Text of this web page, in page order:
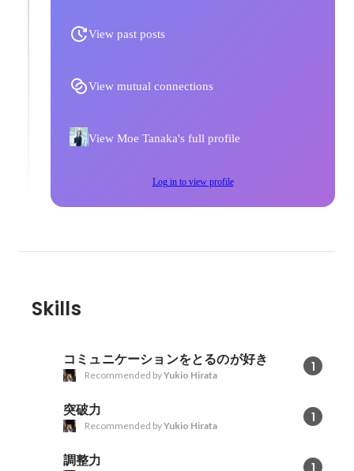
View past posts
View mutual connections
View Moe Tanaka's full profile
Log in to view profile
Skills
コミュニケーションをとるのが好き 1
Recommended byYukio Hirata
突破力 1
Recommended byYukio Hirata
調整力 1